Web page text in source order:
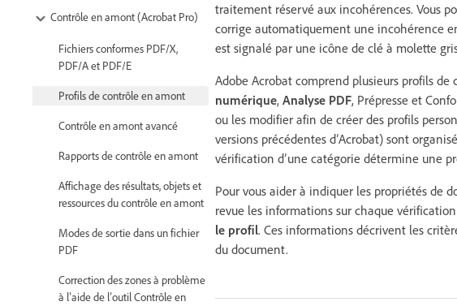
Contrôle en amont (Acrobat Pro)
Fichiers conformes PDF/X,
PDF/A et PDF/E
Profils de contrôle en amont
Contrôle en amont avancé
Rapports de contrôle en amont
Affichage des résultats, objets et
ressources du contrôle en amont
Modes de sortie dans un fichier
PDF
Correction des zones à problème
à l’aide de l’outil Contrôle en
traitement réservé aux incohérences. Vous
corrige automatiquement une incohérence
est signalé par une icône de clé à molette
Adobe Acrobat comprend plusieurs profils
numérique, Analyse PDF, Prépresse et
ou les modifier afin de créer des profils
versions précédentes d’Acrobat) sont
vérification d’une catégorie détermine une
Pour vous aider à indiquer les propriétés de
revue les informations sur chaque
le profil. Ces informations décrivent les
du document.